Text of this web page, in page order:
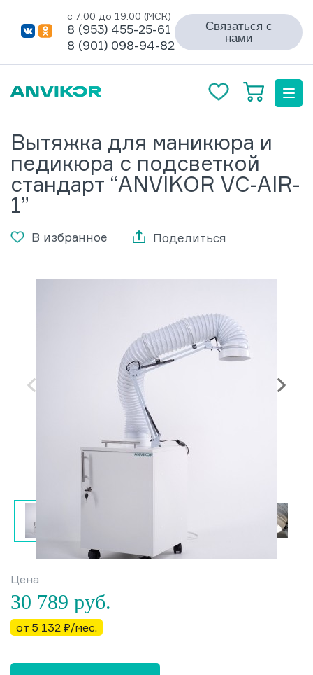
с 7:00 до 19:00 (МСК)
8 (953) 455-25-61
8 (901) 098-94-82
Связаться с
нами
Вытяжка для маникюра и
педикюра с подсветкой
стандарт “ANVIKOR VC-AIR-
1”
В избранное Поделиться
Цена
30 789 руб.
от 5 132 ₽/мес.